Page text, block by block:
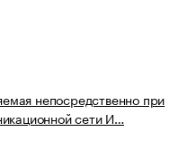
непосредственно при
сети И…